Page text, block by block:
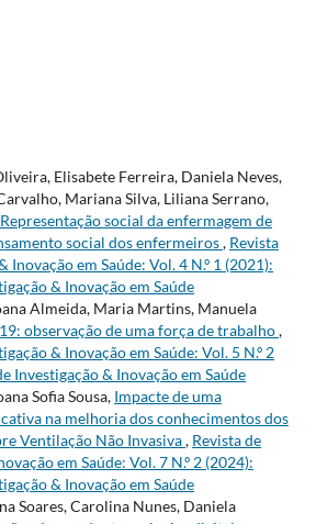
Elisabete Ferreira, Daniela Neves,
Mariana Silva, Liliana Serrano,
Representação social da enfermagem de
social dos enfermeiros, Revista
Inovação em Saúde: Vol. 4 N.º 1 (2021):
& Inovação em Saúde
Almeida, Maria Martins, Manuela
observação de uma força de trabalho,
& Inovação em Saúde: Vol. 5 N.º 2
Investigação & Inovação em Saúde
Sofia Sousa, Impacte de uma
na melhoria dos conhecimentos dos
Ventilação Não Invasiva, Revista de
em Saúde: Vol. 7 N.º 2 (2024):
& Inovação em Saúde
Soares, Carolina Nunes, Daniela